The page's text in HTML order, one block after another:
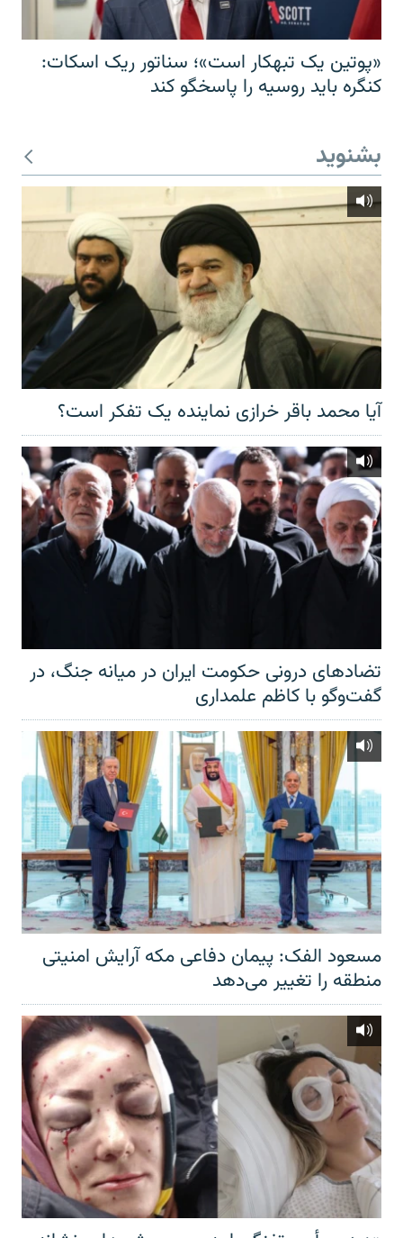
«پوتین یک تبهکار است»؛ سناتور ریک اسکات:
کنگره باید روسیه را پاسخگو کند
بشنوید
آیا محمد باقر خرازی نماینده یک تفکر است؟
تضادهای درونی حکومت ایران در میانه جنگ، در
گفت‌‌وگو با کاظم علمداری
مسعود الفک: پیمان دفاعی مکه آرایش امنیتی
منطقه را تغییر می‌دهد